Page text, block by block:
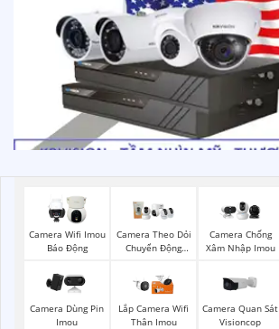
Camera Wifi Imou
Báo Động
Camera Theo Dỏi
Chuyển Động
Camera Chống
Xâm Nhập Imou
Camera Dùng Pin
Imou
Lắp Camera Wifi
Thân Imou
Camera Quan Sát
Visioncop